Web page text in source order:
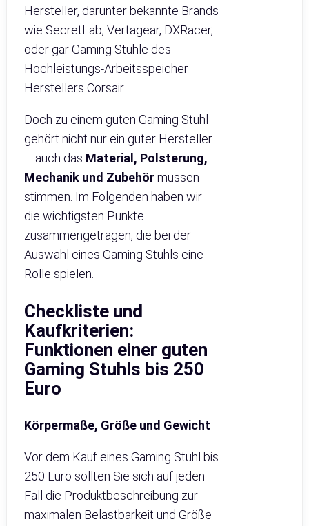
Hersteller, darunter bekannte Brands
wie SecretLab, Vertagear, DXRacer,
oder gar Gaming Stühle des
Hochleistungs-Arbeitsspeicher
Herstellers Corsair.
Doch zu einem guten Gaming Stuhl
gehört nicht nur ein guter Hersteller
– auch das Material, Polsterung,
Mechanik und Zubehörmüssen
stimmen. Im Folgenden haben wir
die wichtigsten Punkte
zusammengetragen, die bei der
Auswahl eines Gaming Stuhls eine
Rolle spielen.
Checkliste und
Kaufkriterien:
Funktionen einer guten
Gaming Stuhls bis 250
Euro
Körpermaße, Größe und Gewicht
Vor dem Kauf eines Gaming Stuhl bis
250 Euro sollten Sie sich auf jeden
Fall die Produktbeschreibung zur
maximalen Belastbarkeit und Größe